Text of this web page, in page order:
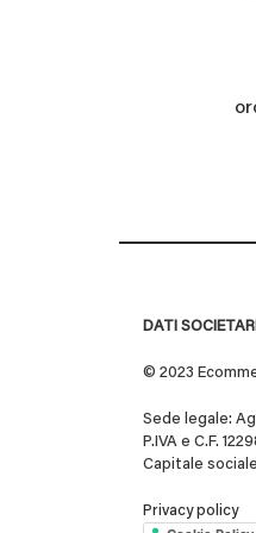
DATI SOCIETARI
© 2023
Sede legale:
P.IVA e C.F.
Capitale
Privacy policy